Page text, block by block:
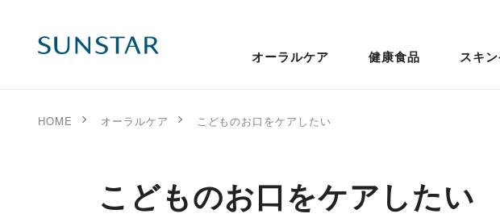
オーラルケア 健康食品 スキ
HOME オーラルケア こどものお口をケアしたい
こどものお口をケアしたい